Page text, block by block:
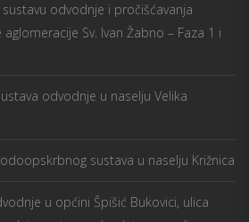
odvodnje i pročišćavanja
Sv. Ivan Žabno – Faza 1 i
odvodnje u naselju Velika
sustava u naselju Križnica
u općini Špišić Bukovici, ulica